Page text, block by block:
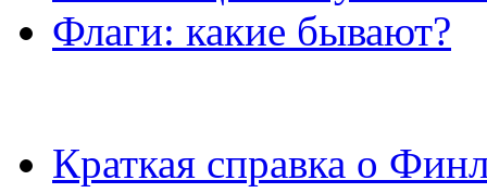
Флаги: какие бывают?
Краткая справка о